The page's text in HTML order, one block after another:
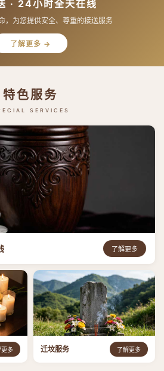
· 24小时全天在线
，为您提供安全、尊重的接送服务
了解更多 →
特色服务
SERVICES
了解更多
更多 迁坟服务 了解更多